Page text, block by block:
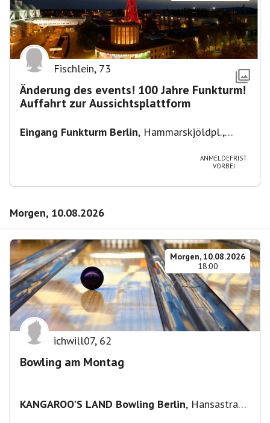
Fischlein, 73
Änderung des events! 100 Jahre Funkturm!
Auffahrt zur Aussichtsplattform
Eingang Funkturm Berlin, Hammarskjöldpl.,
ANMELDEFRIST
VORBEI
Morgen, 10.08.2026
Morgen, 10.08.2026
18:00
ichwill07, 62
Bowling am Montag
KANGAROO'S LAND Bowling Berlin, Hansastraße